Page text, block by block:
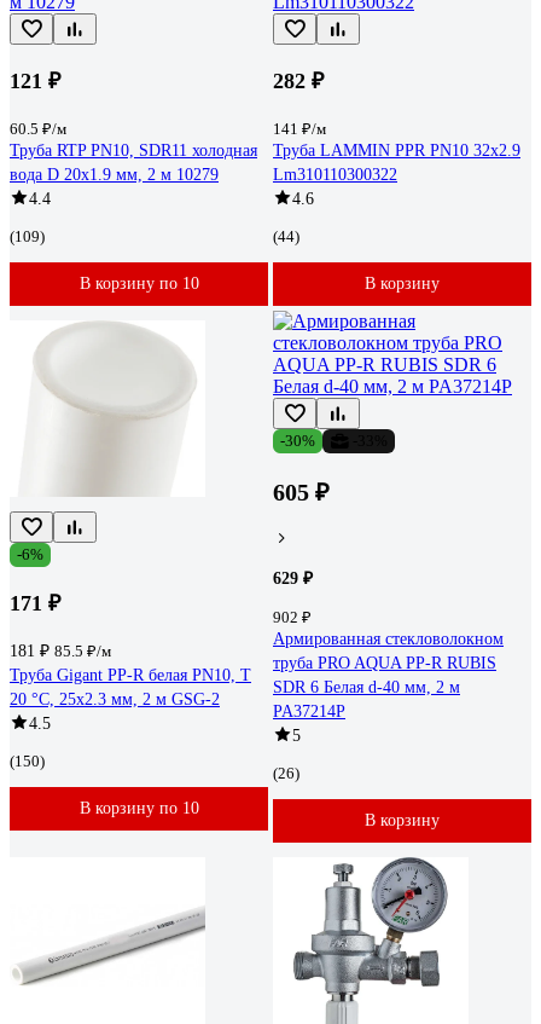
121 ₽
60.5 ₽/м
Труба RTP PN10, SDR11 холодная
вода D 20х1.9 мм, 2 м 10279
4.4
(109)
В корзину по 10
282 ₽
141 ₽/м
Труба LAMMIN PPR PN10 32х2.9
Lm310110300322
4.6
(44)
В корзину
-6%
171 ₽
181 ₽ 85.5 ₽/м
Труба Gigant PP-R белая PN10, Т
20 °С, 25x2.3 мм, 2 м GSG-2
4.5
(150)
В корзину по 10
-30%
605 ₽
629 ₽
902 ₽
Армированная стекловолокном
труба PRO AQUA PP-R RUBIS
SDR 6 Белая d-40 мм, 2 м
PA37214P
5
(26)
В корзину